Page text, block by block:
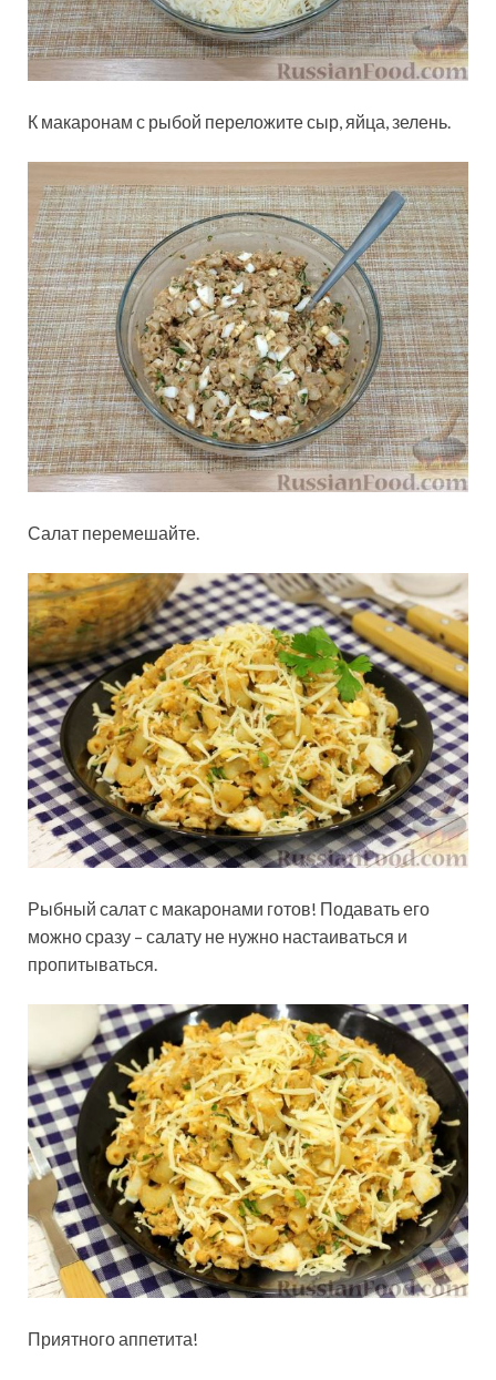
К макаронам с рыбой переложите сыр, яйца, зелень.
Салат перемешайте.
Рыбный салат с макаронами готов! Подавать его
можно сразу – салату не нужно настаиваться и
пропитываться.
Приятного аппетита!